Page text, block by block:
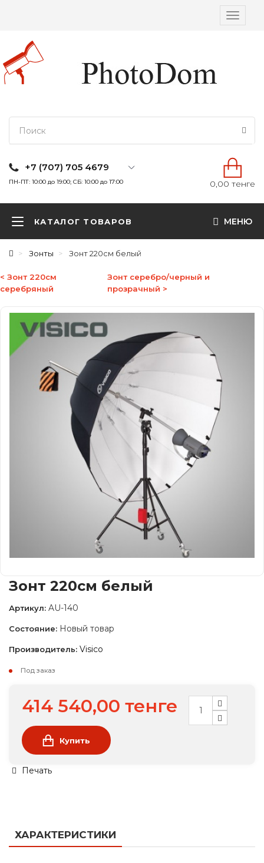
Вкл/
+7 (707) 705 4679
ПН-ПТ: 10:00 до 19:00; СБ: 10:00 до 17:00 0,00 тенге
КАТАЛОГ ТОВАРОВ МЕНЮ
Зонты Зонт 220см белый
< Зонт 220см
серебряный
Зонт серебро/черный и
прозрачный >
Зонт 220см белый
Артикул: AU-140
Состояние: Новый товар
Производитель: Visico
Под заказ
414 540,00 тенге
Купить
Печать
ХАРАКТЕРИСТИКИ